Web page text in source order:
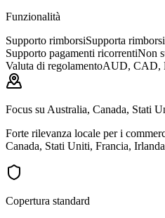
Funzionalità
Supporto rimborsiSupporta
Supporto pagamenti ricorrentiNon
Valuta di regolamentoAUD, CAD,
Focus su Australia, Canada, Stati
Forte rilevanza locale per i
Canada, Stati Uniti, Francia,
Copertura standard